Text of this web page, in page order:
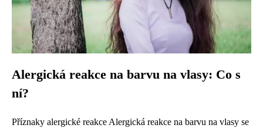
Alergická reakce na barvu na vlasy: Co s
ní?
Příznaky alergické reakce Alergická reakce na barvu na vlasy se